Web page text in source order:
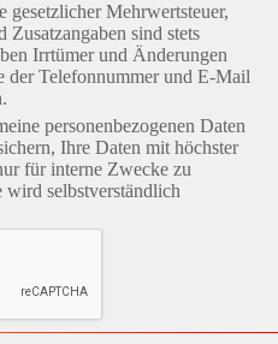
gesetzlicher Mehrwertsteuer,
sind stets
Irrtümer und Änderungen
der Telefonnummer und E-Mail
personenbezogenen Daten
Ihre Daten mit höchster
für interne Zwecke zu
selbstverständlich